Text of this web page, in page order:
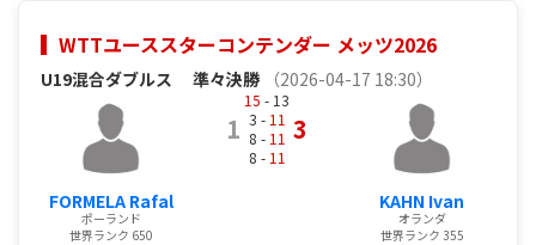
WTTユーススターコンテンダー メッツ2026
U19混合ダブルス 準々決勝 （2026-04-17 18:30）
FORMELA Rafal
ポーランド
世界ランク 650
1
15 - 13
3 - 11
8 - 11
8 - 11
3
KAHN Ivan
オランダ
世界ランク 355